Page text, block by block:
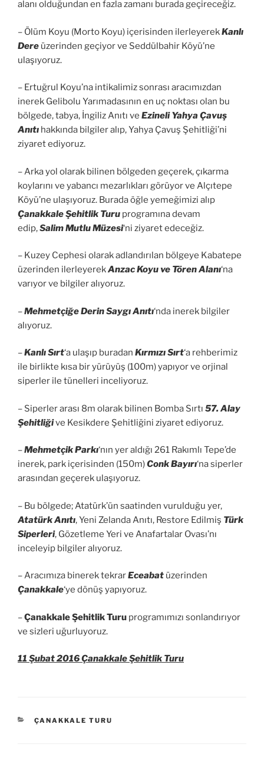
alanı olduğundan en fazla zamanı burada geçireceğiz.
– Ölüm Koyu (Morto Koyu) içerisinden ilerleyerekKanlı
Dere üzerinden geçiyor ve Seddülbahir Köyü’ne
ulaşıyoruz.
– Ertuğrul Koyu’na intikalimiz sonrası aracımızdan
inerek Gelibolu Yarımadasının en uç noktası olan bu
bölgede, tabya, İngiliz Anıtı ve Ezineli Yahya Çavuş
Anıtı hakkında bilgiler alıp, Yahya Çavuş Şehitliği’ni
ziyaret ediyoruz.
– Arka yol olarak bilinen bölgeden geçerek, çıkarma
koylarını ve yabancı mezarlıkları görüyor ve Alçıtepe
Köyü’ne ulaşıyoruz. Burada öğle yemeğimizi alıp
Çanakkale Şehitlik Turu programına devam
edip,Salim Mutlu Müzesi‘ni ziyaret edeceğiz.
– Kuzey Cephesi olarak adlandırılan bölgeye Kabatepe
üzerinden ilerleyerekAnzac Koyu ve Tören Alanı‘na
varıyor ve bilgiler alıyoruz.
–Mehmetçiğe Derin Saygı Anıtı‘nda inerek bilgiler
alıyoruz.
–Kanlı Sırt‘a ulaşıp buradan Kırmızı Sırt‘a rehberimiz
ile birlikte kısa bir yürüyüş (100m) yapıyor ve orjinal
siperler ile tünelleri inceliyoruz.
– Siperler arası 8m olarak bilinen Bomba Sırtı 57. Alay
Şehitliğive Kesikdere Şehitliğini ziyaret ediyoruz.
–Mehmetçik Parkı‘nın yer aldığı 261 Rakımlı Tepe’de
inerek, park içerisinden (150m)Conk Bayırı‘na siperler
arasından geçerek ulaşıyoruz.
– Bu bölgede; Atatürk’ün saatinden vurulduğu yer,
Atatürk Anıtı, Yeni Zelanda Anıtı, Restore Edilmiş Türk
Siperleri, Gözetleme Yeri ve Anafartalar Ovası’nı
inceleyip bilgiler alıyoruz.
– Aracımıza binerek tekrarEceabat üzerinden
Çanakkale‘ye dönüş yapıyoruz.
–Çanakkale Şehitlik Turu programımızı sonlandırıyor
ve sizleri uğurluyoruz.
11 Şubat 2016 Çanakkale Şehitlik Turu
KATEGORILER
ÇANAKKALE TURU